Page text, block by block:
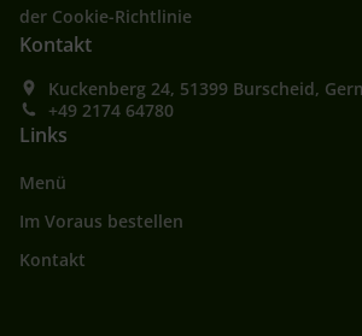
der Cookie-Richtlinie
Kontakt
Kuckenberg 24, 51399 Burscheid,
+49 2174 64780
Links
Menü
Im Voraus bestellen
Kontakt